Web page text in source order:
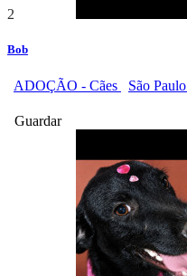
2
Bob
ADOÇÃO - Cães São Paulo
Guardar